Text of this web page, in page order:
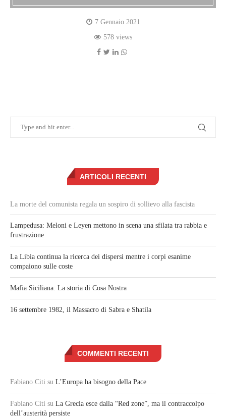
7 Gennaio 2021
578 views
ARTICOLI RECENTI
La morte del comunista regala un sospiro di sollievo alla fascista
Lampedusa: Meloni e Leyen mettono in scena una sfilata tra rabbia e
frustrazione
La Libia continua la ricerca dei dispersi mentre i corpi esanime
compaiono sulle coste
Mafia Siciliana: La storia di Cosa Nostra
16 settembre 1982, il Massacro di Sabra e Shatila
COMMENTI RECENTI
Fabiano Citi su L’Europa ha bisogno della Pace
Fabiano Citi su La Grecia esce dalla “Red zone”, ma il contraccolpo
dell’austerità persiste